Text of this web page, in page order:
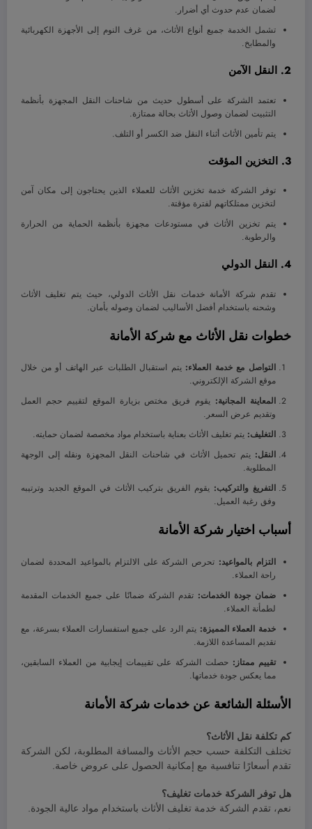
لضمان عدم حدوث أي أضرار.
تشمل الخدمة جميع أنواع الأثاث، من غرف النوم إلى الأجهزة الكهربائية
والمطابخ.
2. النقل الآمن
تعتمد الشركة على أسطول حديث من شاحنات النقل المجهزة بأنظمة
التثبيت لضمان وصول الأثاث بحالة ممتازة.
يتم تأمين الأثاث أثناء النقل ضد الكسر أو التلف.
3. التخزين المؤقت
توفر الشركة خدمة تخزين الأثاث للعملاء الذين يحتاجون إلى مكان آمن
لتخزين ممتلكاتهم لفترة مؤقتة.
يتم تخزين الأثاث في مستودعات مجهزة بأنظمة الحماية من الحرارة
والرطوبة.
4. النقل الدولي
تقدم شركة الأمانة خدمات نقل الأثاث الدولي، حيث يتم تغليف الأثاث
وشحنه باستخدام أفضل الأساليب لضمان وصوله بأمان.
خطوات نقل الأثاث مع شركة الأمانة
التواصل مع خدمة العملاء: يتم استقبال الطلبات عبر الهاتف أو من خلال
موقع الشركة الإلكتروني.
المعاينة المجانية: يقوم فريق مختص بزيارة الموقع لتقييم حجم العمل
وتقديم عرض السعر.
التغليف: يتم تغليف الأثاث بعناية باستخدام مواد مخصصة لضمان حمايته.
النقل: يتم تحميل الأثاث في شاحنات النقل المجهزة ونقله إلى الوجهة
المطلوبة.
التفريغ والتركيب: يقوم الفريق بتركيب الأثاث في الموقع الجديد وترتيبه
وفق رغبة العميل.
أسباب اختيار شركة الأمانة
التزام بالمواعيد: تحرص الشركة على الالتزام بالمواعيد المحددة لضمان
راحة العملاء.
ضمان جودة الخدمات: تقدم الشركة ضمانًا على جميع الخدمات المقدمة
لطمأنة العملاء.
خدمة العملاء المميزة: يتم الرد على جميع استفسارات العملاء بسرعة، مع
تقديم المساعدة اللازمة.
تقييم ممتاز: حصلت الشركة على تقييمات إيجابية من العملاء السابقين،
مما يعكس جودة خدماتها.
الأسئلة الشائعة عن خدمات شركة الأمانة
كم تكلفة نقل الأثاث؟
تختلف التكلفة حسب حجم الأثاث والمسافة المطلوبة، لكن الشركة
تقدم أسعارًا تنافسية مع إمكانية الحصول على عروض خاصة.
هل توفر الشركة خدمات تغليف؟
نعم، تقدم الشركة خدمة تغليف الأثاث باستخدام مواد عالية الجودة.